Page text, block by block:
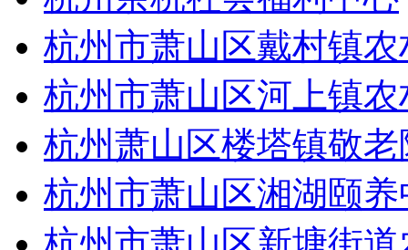
杭州市萧山区戴村镇
杭州市萧山区河上镇
杭州萧山区楼塔镇敬老
杭州市萧山区湘湖颐养